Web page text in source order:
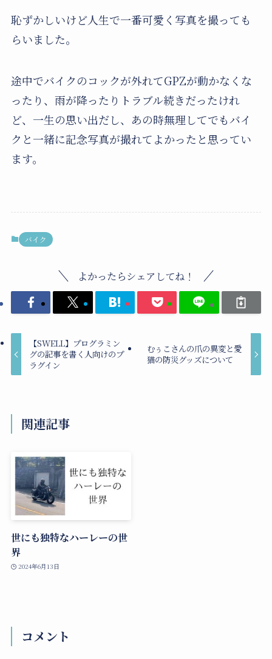
恥ずかしいけど人生で一番可愛く写真を撮っても
らいました。
途中でバイクのコックが外れてGPZが動かなくな
ったり、雨が降ったりトラブル続きだったけれ
ど、一生の思い出だし、あの時無理してでもバイ
クと一緒に記念写真が撮れてよかったと思ってい
ます。
バイク
よかったらシェアしてね！
【SWELL】プログラミン
グの記事を書く人向けのプ
ラグイン
むぅこさんの爪の異変と愛
猫の防災グッズについて
関連記事
世にも独特なハーレーの世
界
2024年6月13日
コメント